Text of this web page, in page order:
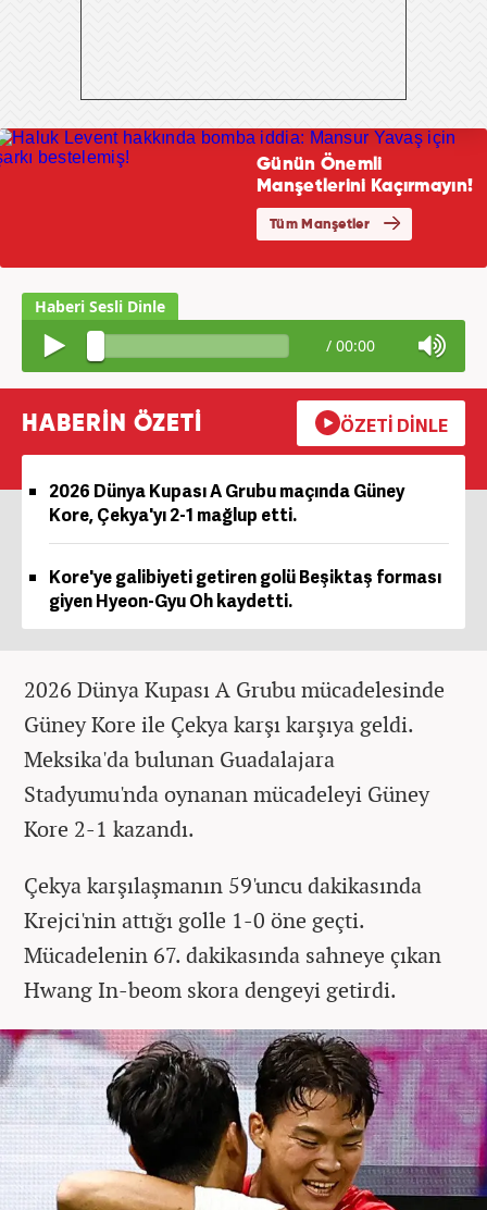
/ 00:00
HABERİN ÖZETİ ÖZETİ DİNLE
2026 Dünya Kupası A Grubu maçında Güney
Kore, Çekya'yı 2-1 mağlup etti.
Kore'ye galibiyeti getiren golü Beşiktaş forması
giyen Hyeon-Gyu Oh kaydetti.
2026 Dünya Kupası A Grubu mücadelesinde
Güney Kore ile Çekya karşı karşıya geldi.
Meksika'da bulunan Guadalajara
Stadyumu'nda oynanan mücadeleyi Güney
Kore 2-1 kazandı.
Çekya karşılaşmanın 59'uncu dakikasında
Krejci'nin attığı golle 1-0 öne geçti.
Mücadelenin 67. dakikasında sahneye çıkan
Hwang In-beom skora dengeyi getirdi.